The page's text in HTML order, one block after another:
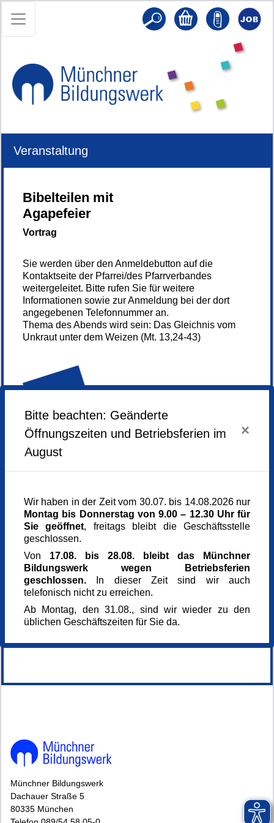
Veranstaltung
Bibelteilen mit
Agapefeier
Vortrag
Sie werden über den Anmeldebutton auf die
Kontaktseite der Pfarrei/des Pfarrverbandes
weitergeleitet. Bitte rufen Sie für weitere
Informationen sowie zur Anmeldung bei der dort
angegebenen Telefonnummer an.
Thema des Abends wird sein: Das Gleichnis vom
Unkraut unter dem Weizen (Mt. 13,24-43)
Dienstag,14.07.2026,
Bennigsenstr. 6
81929 München
Dekanat Nordost
Kostenfrei
0,00 €
Referent_in
Diakon Josef Meier
Kursnummer
Veranstaltung teilen
Münchner Bildungswerk
Dachauer Straße 5
80335 München
Bitte beachten: Geänderte
Öffnungszeiten und Betriebsferien im
August
×
Wir haben in der Zeit vom 30.07. bis 14.08.2026 nur
Montag bis Donnerstag von 9.00 – 12.30 Uhr für
Sie geöffnet, freitags bleibt die Geschäftsstelle
geschlossen.
Von 17.08. bis 28.08. bleibt das Münchner
Bildungswerk wegen Betriebsferien
geschlossen. In dieser Zeit sind wir auch
telefonisch nicht zu erreichen.
Ab Montag, den 31.08., sind wir wieder zu den
üblichen Geschäftszeiten für Sie da.